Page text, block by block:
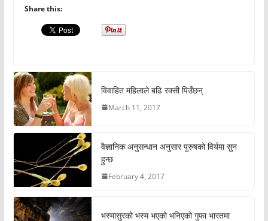
Share this:
विवाहित महिलाले बढि रक्सी पिउँछन्
March 11, 2017
वैज्ञानिक अनुसन्धान अनुसार पुरुषको विर्यमा सुन
हुन्छ
February 4, 2017
भस्मासुरको भस्म भएको भनिएको गुफा भारतमा